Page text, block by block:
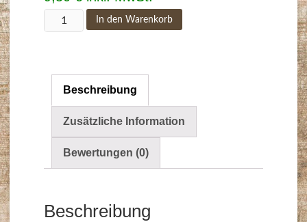
Kenya
In den Warenkorb
Beschreibung
Zusätzliche Information
Bewertungen (0)
Beschreibung